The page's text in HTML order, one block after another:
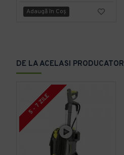
Adaugă în Coş
DE LA ACELASI PRODUCATOR
5 - 7 ZILE